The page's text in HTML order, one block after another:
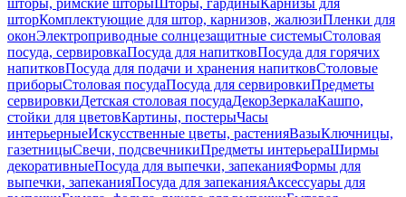
шторы, римские шторыШторы, гардиныКарнизы для
шторКомплектующие для штор, карнизов, жалюзиПленки для
оконЭлектроприводные солнцезащитные системыСтоловая
посуда, сервировкаПосуда для напитковПосуда для горячих
напитковПосуда для подачи и хранения напитковСтоловые
приборыСтоловая посудаПосуда для сервировкиПредметы
сервировкиДетская столовая посудаДекорЗеркалаКашпо,
стойки для цветовКартины, постерыЧасы
интерьерныеИскусственные цветы, растенияВазыКлючницы,
газетницыСвечи, подсвечникиПредметы интерьераШирмы
декоративныеПосуда для выпечки, запеканияФормы для
выпечки, запеканияПосуда для запеканияАксессуары для